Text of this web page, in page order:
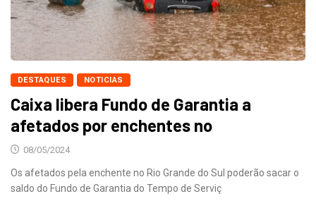
DESTAQUES NOTICIAS
Caixa libera Fundo de Garantia a
afetados por enchentes no
08/05/2024
Os afetados pela enchente no Rio Grande do Sul poderão sacar o
saldo do Fundo de Garantia do Tempo de Serviç